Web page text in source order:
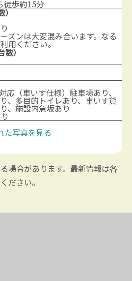
徒歩約15分
）
ズンは大変混み合います。なる
用ください。
数）
（車いす仕様）駐車場あり、
、多目的トイレあり、車いす貸
、施設内急坂あり
た写真を見る
場合があります。最新情報は各
ださい。